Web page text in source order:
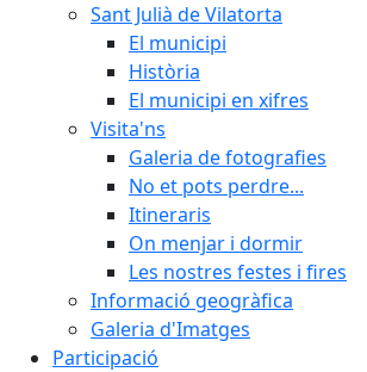
Sant Julià de Vilatorta
El municipi
Història
El municipi en xifres
Visita'ns
Galeria de fotografies
No et pots perdre...
Itineraris
On menjar i dormir
Les nostres festes i fires
Informació geogràfica
Galeria d'Imatges
Participació